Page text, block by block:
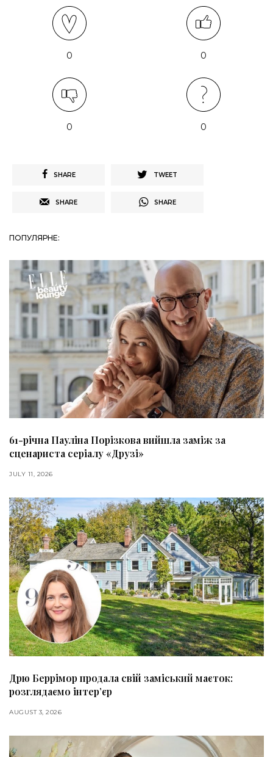
0 0
0 0
SHARE TWEET
SHARE SHARE
ПОПУЛЯРНЕ:
61-річна Пауліна Порізкова вийшла заміж за
сценариста серіалу «Друзі»
JULY 11, 2026
Дрю Беррімор продала свій заміський маєток:
розглядаємо інтер’єр
AUGUST 3, 2026